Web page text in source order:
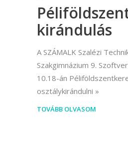
kirándulás
A SZÁMALK Szalézi
Szakgimnázium 9.
10.18-án
osztálykirándulni
TOVÁBB OLVASOM